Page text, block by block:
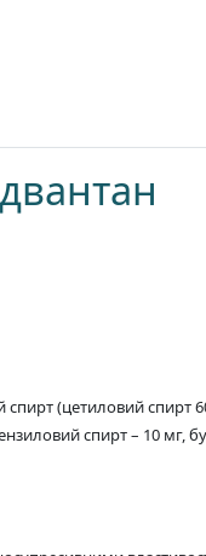
(цетиловий спирт
спирт – 10 мг,